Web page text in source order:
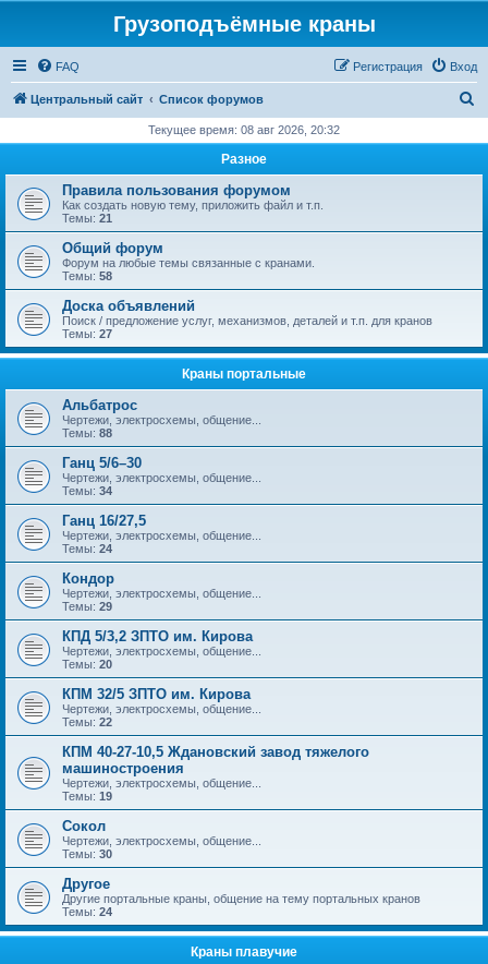
Грузоподъёмные краны
FAQ Вход
Регистрация
Центральный сайт Список форумов
с
Текущее время: 08 авг 2026, 20:32
Разное
Правила пользования форумом
Как создать новую тему, приложить файл и т.п.
Темы: 21
Общий форум
Форум на любые темы связанные с кранами.
Темы: 58
Доска объявлений
Поиск / предложение услуг, механизмов, деталей и т.п. для кранов
Темы: 27
Краны портальные
Альбатрос
Чертежи, электросхемы, общение...
Темы: 88
Ганц 5/6–30
Чертежи, электросхемы, общение...
Темы: 34
Ганц 16/27,5
Чертежи, электросхемы, общение...
Темы: 24
Кондор
Чертежи, электросхемы, общение...
Темы: 29
КПД 5/3,2 ЗПТО им. Кирова
Чертежи, электросхемы, общение...
Темы: 20
КПМ 32/5 ЗПТО им. Кирова
Чертежи, электросхемы, общение...
Темы: 22
КПМ 40-27-10,5 Ждановский завод тяжелого
машиностроения
Чертежи, электросхемы, общение...
Темы: 19
Сокол
Чертежи, электросхемы, общение...
Темы: 30
Другое
Другие портальные краны, общение на тему портальных кранов
Темы: 24
Краны плавучие